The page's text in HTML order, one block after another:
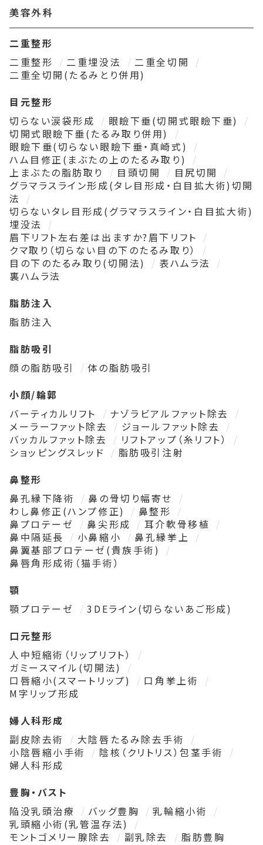
美容外科
二重整形
二重整形
二重埋没法
二重全切開
二重全切開(たるみとり併用)
目元整形
切らない涙袋形成
眼瞼下垂(切開式眼瞼下垂)
切開式眼瞼下垂(たるみ取り併用)
眼瞼下垂(切らない眼瞼下垂・真崎式)
ハム目修正(まぶたの上のたるみ取り)
上まぶたの脂肪取り
目頭切開
目尻切開
グラマラスライン形成(タレ目形成・白目拡大術)切開
法
切らないタレ目形成(グラマラスライン・白目拡大術)
埋没法
眉下リフト左右差は出ますか?眉下リフト
クマ取り（切らない目の下のたるみ取り）
目の下のたるみ取り(切開法)
表ハムラ法
裏ハムラ法
脂肪注入
脂肪注入
脂肪吸引
顔の脂肪吸引
体の脂肪吸引
小顔/輪郭
バーティカルリフト
ナゾラビアルファット除去
メーラーファット除去
ジョールファット除去
バッカルファット除去
リフトアップ（糸リフト）
ショッピングスレッド
脂肪吸引注射
鼻整形
鼻孔縁下降術
鼻の骨切り幅寄せ
わし鼻修正(ハンプ修正)
鼻整形
鼻プロテーゼ
鼻尖形成
耳介軟骨移植
鼻中隔延長
小鼻縮小
鼻孔縁挙上
鼻翼基部プロテーゼ(貴族手術)
鼻唇角形成術（猫手術）
顎
顎プロテーゼ
3DEライン(切らないあご形成)
口元整形
人中短縮術（リップリフト）
ガミースマイル(切開法)
口唇縮小(スマートリップ)
口角挙上術
M字リップ形成
婦人科形成
副皮除去術
大陰唇たるみ除去手術
小陰唇縮小手術
陰核（クリトリス）包茎手術
婦人科形成
豊胸・バスト
陥没乳頭治療
バッグ豊胸
乳輪縮小術
乳頭縮小術(乳管温存法)
モントゴメリー腺除去
副乳除去
脂肪豊胸